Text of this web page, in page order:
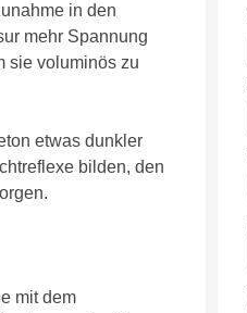
in den
mehr Spannung
sie voluminös zu
etwas dunkler
bilden, den
mit dem